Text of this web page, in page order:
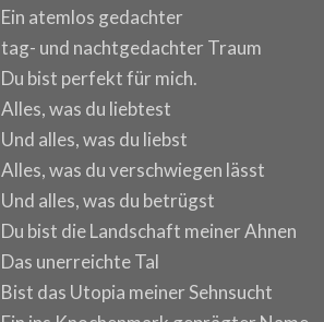
Ein atemlos gedachter
tag- und nachtgedachter Traum
Du bist perfekt für mich.
Alles, was du liebtest
Und alles, was du liebst
Alles, was du verschwiegen lässt
Und alles, was du betrügst
Du bist die Landschaft meiner Ahnen
Das unerreichte Tal
Bist das Utopia meiner Sehnsucht